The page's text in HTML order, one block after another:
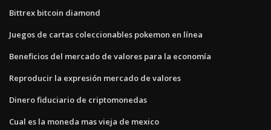
Bittrex bitcoin diamond
Juegos de cartas coleccionables pokemon en línea
Beneficios del mercado de valores para la economía
Reproducir la expresión mercado de valores
Dinero fiduciario de criptomonedas
Cual es la moneda mas vieja de mexico